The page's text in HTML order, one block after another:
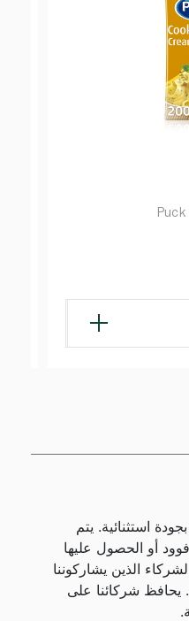
استثنائية. يتم
أو الحصول عليها
الذين يشاركوننا
يحافظ شركائنا على